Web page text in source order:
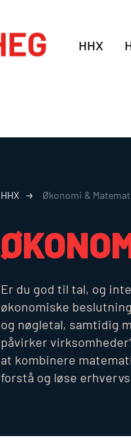
HHX
HHX Økonomi &
Er du god til tal, og
økonomiske
og nøgletal, samtidig
påvirker
at kombinere
forstå og løse